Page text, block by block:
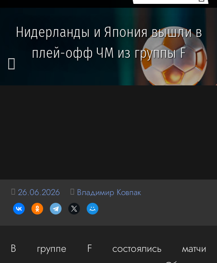
Нидерланды и Япония вышли в
плей-офф ЧМ из группы F
26.06.2026 Владимир Ковпак
В группе F состоялись матчи